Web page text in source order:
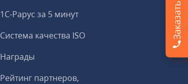
1С-Рарус за 5 минут
Система качества ISO
Награды
Рейтинг партнеров,